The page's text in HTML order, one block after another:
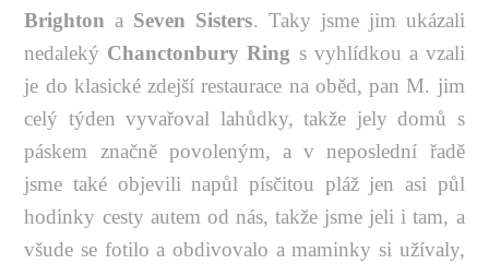
Brighton a Seven Sisters. Taky jsme jim ukázali
nedaleký Chanctonbury Ring s vyhlídkou a vzali
je do klasické zdejší restaurace na oběd, pan M. jim
celý týden vyvařoval lahůdky, takže jely domů s
páskem značně povoleným, a v neposlední řadě
jsme také objevili napůl písčitou pláž jen asi půl
hodinky cesty autem od nás, takže jsme jeli i tam, a
všude se fotilo a obdivovalo a maminky si užívaly,